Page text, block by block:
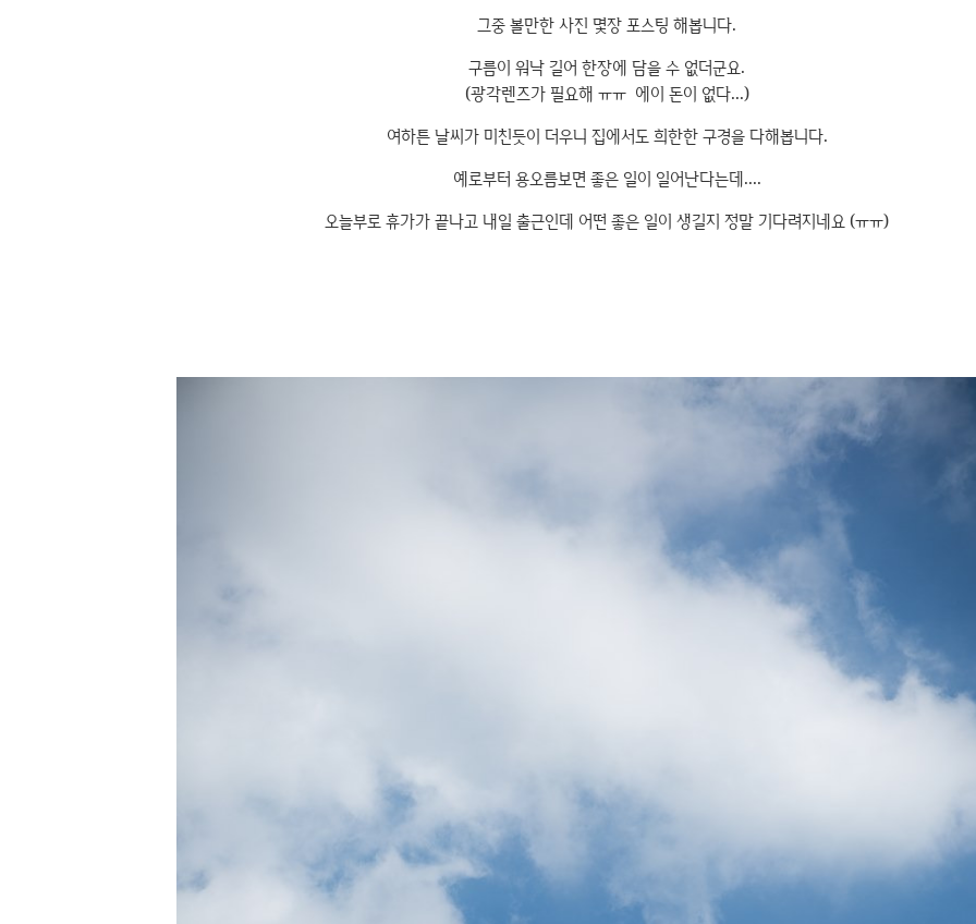
그중 볼만한 사진 몇장 포스팅 해봅니다.
구름이 워낙 길어 한장에 담을 수 없더군요.
(광각렌즈가 필요해 ㅠㅠ 에이 돈이 없다...)
여하튼 날씨가 미친듯이 더우니 집에서도 희한한 구경을 다해봅니다.
예로부터 용오름보면 좋은 일이 일어난다는데....
오늘부로 휴가가 끝나고 내일 출근인데 어떤 좋은 일이 생길지 정말 기다려지네요 (ㅠㅠ)